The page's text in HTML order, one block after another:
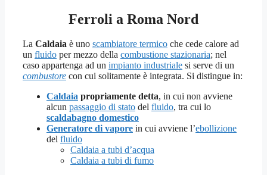
Ferroli a Roma Nord
La Caldaia è uno scambiatore termico che cede calore ad
un fluido per mezzo della combustione stazionaria; nel
caso appartenga ad un impianto industriale si serve di un
combustore con cui solitamente è integrata. Si distingue in:
Caldaia propriamente detta, in cui non avviene
alcun passaggio di stato del fluido, tra cui lo
scaldabagno domestico
Generatore di vapore in cui avviene l’ebollizione
del fluido
Caldaia a tubi d’acqua
Caldaia a tubi di fumo